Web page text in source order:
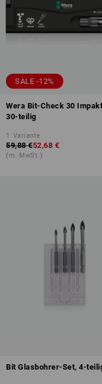
SALE -12%
Wera Bit-Check 30
30-teilig
1 Variante
59,88 €52,68 €
(m. MwSt.)
Bit Glasbohrer-Set, 4-